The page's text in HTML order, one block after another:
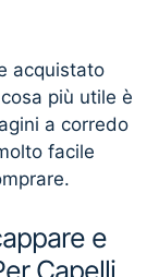
acquistato
più utile è
a corredo
facile
e
Capelli